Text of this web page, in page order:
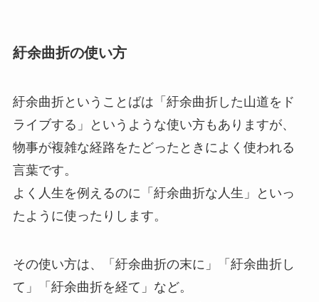
紆余曲折の使い方
紆余曲折ということばは「紆余曲折した山道をド
ライブする」というような使い方もありますが、
物事が複雑な経路をたどったときによく使われる
言葉です。
よく人生を例えるのに「紆余曲折な人生」といっ
たように使ったりします。
その使い方は、「紆余曲折の末に」「紆余曲折し
て」「紆余曲折を経て」など。